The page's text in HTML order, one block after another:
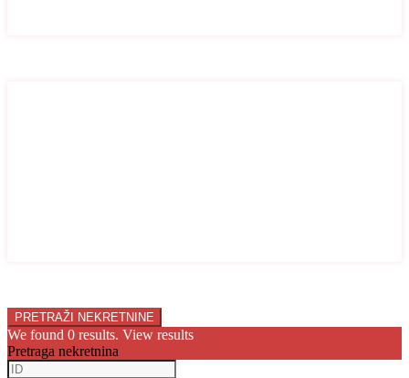
We found 0 results. View results
Pretraga nekretnina